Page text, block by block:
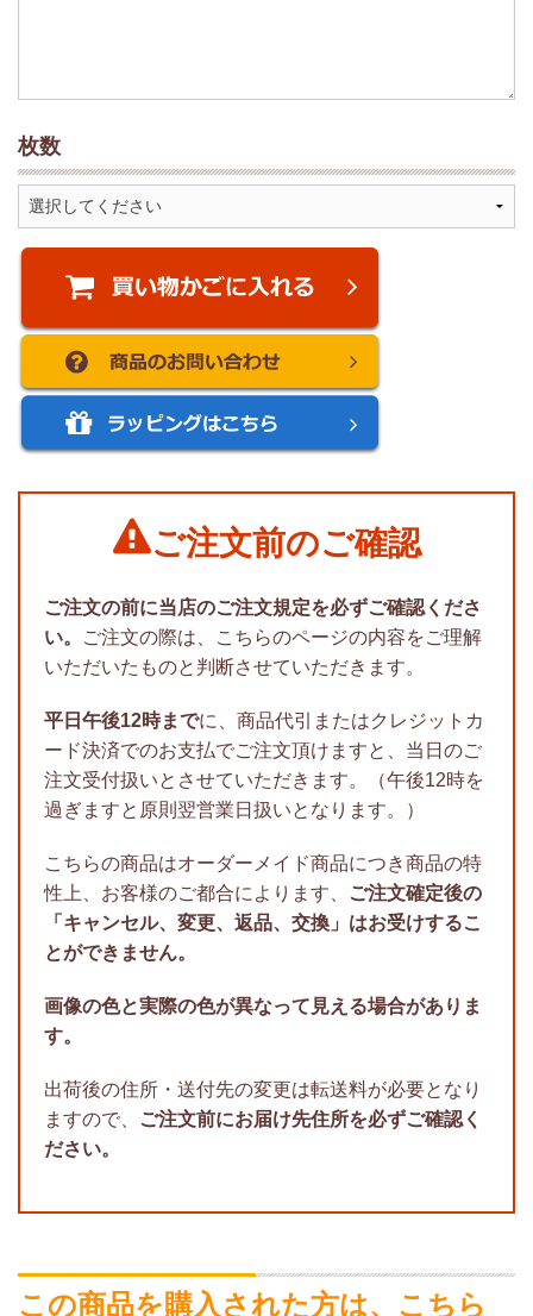
枚数
ご注文前のご確認
ご注文の前に当店のご注文規定を必ずご確認くださ
い。
ご注文の際は、こちらのページの内容をご理解
いただいたものと判断させていただきます。
平日午後12時までに、商品代引またはクレジットカ
ード決済でのお支払でご注文頂けますと、当日のご
注文受付扱いとさせていただきます。（午後12時を
過ぎますと原則翌営業日扱いとなります。）
こちらの商品はオーダーメイド商品につき商品の特
性上、お客様のご都合によります、
ご注文確定後の
「キャンセル、変更、返品、交換」はお受けするこ
とができません。
画像の色と実際の色が異なって見える場合がありま
す。
出荷後の住所・送付先の変更は転送料が必要となり
ますので、
ご注文前にお届け先住所を必ずご確認く
ださい。
この商品を購入された方は、こちら